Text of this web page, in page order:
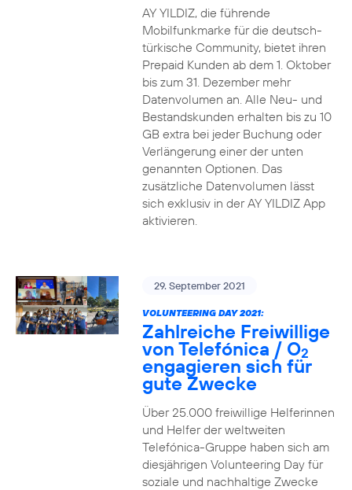
AY YILDIZ, die führende
Mobilfunkmarke für die deutsch-
türkische Community, bietet ihren
Prepaid Kunden ab dem 1. Oktober
bis zum 31. Dezember mehr
Datenvolumen an. Alle Neu- und
Bestandskunden erhalten bis zu 10
GB extra bei jeder Buchung oder
Verlängerung einer der unten
genannten Optionen. Das
zusätzliche Datenvolumen lässt
sich exklusiv in der AY YILDIZ App
aktivieren.
29. September 2021
VOLUNTEERING DAY 2021:
Zahlreiche Freiwillige
von Telefónica / O2
engagieren sich für
gute Zwecke
Über 25.000 freiwillige Helferinnen
und Helfer der weltweiten
Telefónica-Gruppe haben sich am
diesjährigen Volunteering Day für
soziale und nachhaltige Zwecke